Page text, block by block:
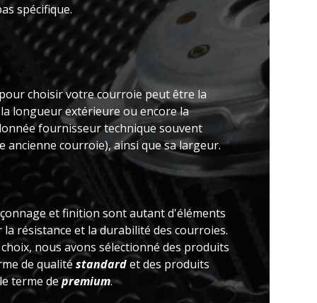
spécifique.
choisir votre courroie peut être la
longueur extérieure ou encore la
fournisseur technique souvent
ancienne courroie), ainsi que sa largeur.
et finition sont autant d'éléments
résistance et la durabilité des courroies.
nous avons sélectionné des produits
de qualitéstandardet des produits
terme depremium.